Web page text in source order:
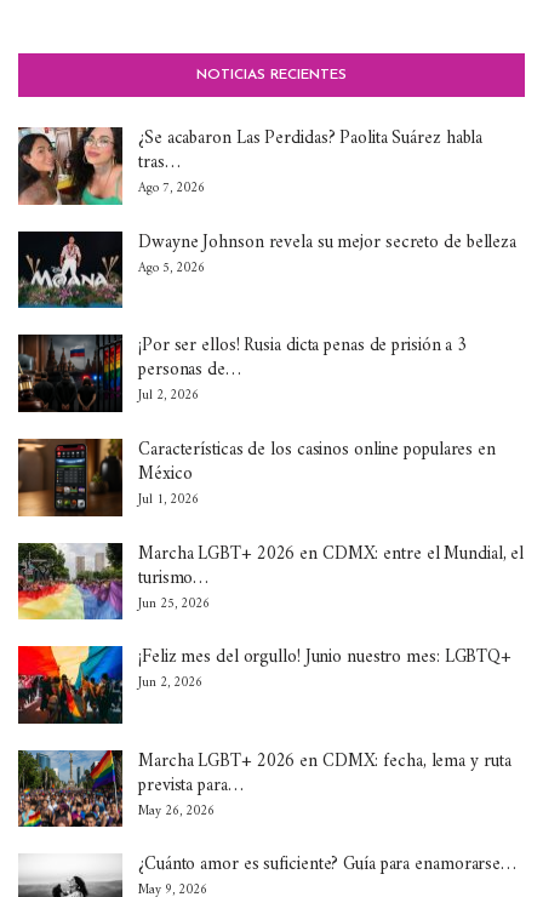
NOTICIAS RECIENTES
¿Se acabaron Las Perdidas? Paolita Suárez habla
tras…
Ago 7, 2026
Dwayne Johnson revela su mejor secreto de belleza
Ago 5, 2026
¡Por ser ellos! Rusia dicta penas de prisión a 3
personas de…
Jul 2, 2026
Características de los casinos online populares en
México
Jul 1, 2026
Marcha LGBT+ 2026 en CDMX: entre el Mundial, el
turismo…
Jun 25, 2026
¡Feliz mes del orgullo! Junio nuestro mes: LGBTQ+
Jun 2, 2026
Marcha LGBT+ 2026 en CDMX: fecha, lema y ruta
prevista para…
May 26, 2026
¿Cuánto amor es suficiente? Guía para enamorarse…
May 9, 2026